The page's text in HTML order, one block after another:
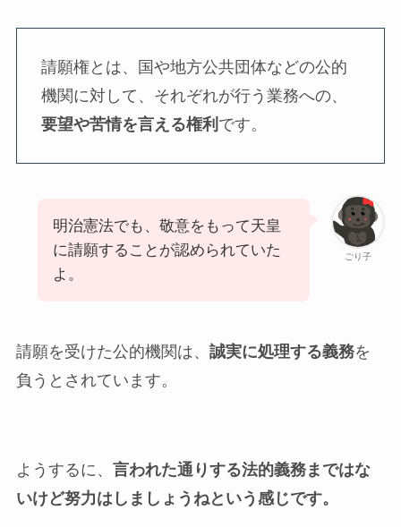
請願権とは、国や地方公共団体などの公的
機関に対して、それぞれが行う業務への、
要望や苦情を言える権利 です。
ごり子
明治憲法でも、敬意をもって天皇
に請願することが認められていた
よ。
請願を受けた公的機関は、 誠実に処理する義務を
負うとされています。
ようするに、 言われた通りする法的義務まではな
いけど努力はしましょうねという感じです。